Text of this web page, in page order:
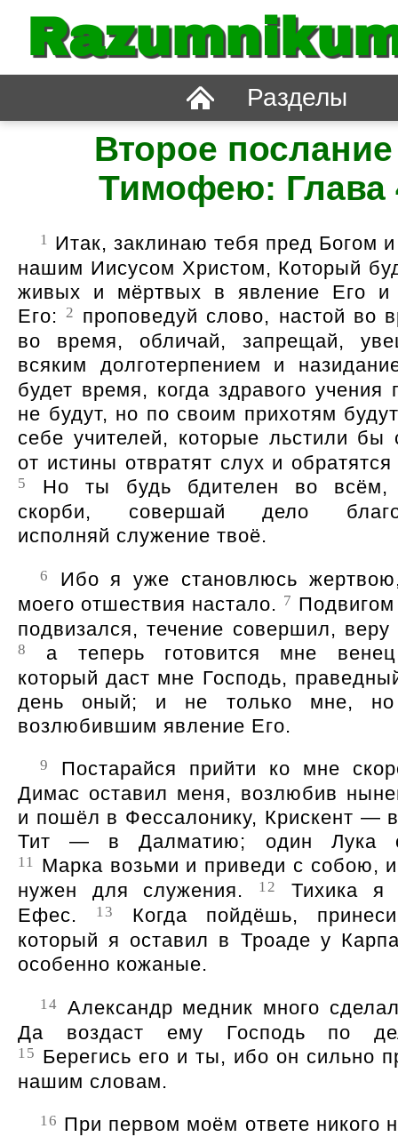
Разделы
Второе послание
Тимофею: Глава
1 Итак, заклинаю тебя пред Богом
нашим Иисусом Христом, Который
живых и мёртвых в явление Его и
Его:2
проповедуй слово, настой во
во время, обличай, запрещай,
всяким долготерпением и
будет время, когда здравого учения
не будут, но по своим прихотям
себе учителей, которые льстили бы
от истины отвратят слух и
5
Но ты будь бдителен во всём,
скорби, совершай дело
исполняй служение твоё.
6
Ибо я уже становлюсь
моего отшествия настало. 7
подвизался, течение совершил, веру
8
а теперь готовится мне
который даст мне Господь,
день оный; и не только мне,
возлюбившим явление Его.
9
Постарайся прийти ко мне
Димас оставил меня, возлюбив
и пошёл в Фессалонику, Крискент —
Тит — в Далматию; один Лука
11 Марка возьми и приведи с собою,
нужен для служения.
12
Тихика я
Ефес.
13
Когда пойдёшь,
который я оставил в Троаде у
особенно кожаные.
14
Александр медник много
Да воздаст ему Господь по
15 Берегись его и ты, ибо он сильно
нашим словам.
16 При первом моём ответе никого